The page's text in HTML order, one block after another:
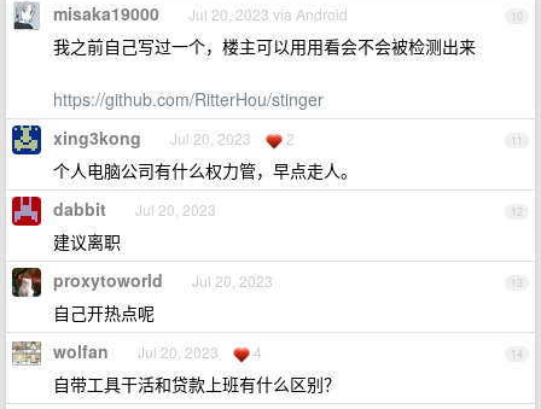
10
misaka19000 Jul 20, 2023 via Android
我之前自己写过一个，楼主可以用用看会不会被检测出来
https://github.com/RitterHou/stinger
11
xing3kong Jul 20, 2023 2
个人电脑公司有什么权力管，早点走人。
12
dabbit Jul 20, 2023
建议离职
13
proxytoworld Jul 20, 2023
自己开热点呢
14
wolfan Jul 20, 2023 4
自带工具干活和贷款上班有什么区别？